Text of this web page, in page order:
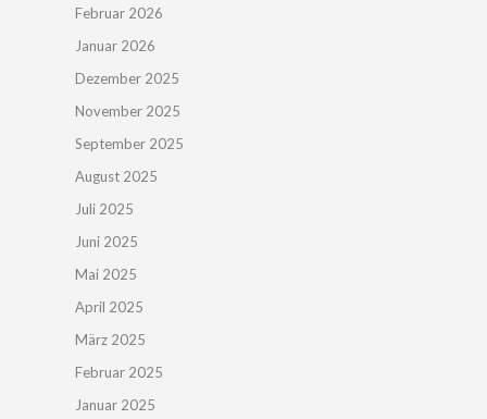
Februar 2026
Januar 2026
Dezember 2025
November 2025
September 2025
August 2025
Juli 2025
Juni 2025
Mai 2025
April 2025
März 2025
Februar 2025
Januar 2025